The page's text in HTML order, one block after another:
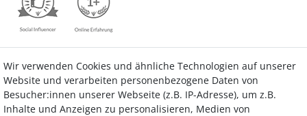
Vertrag widerrufen Kontakt
Wir verwenden Cookies und ähnliche Technologien auf unserer
Website und verarbeiten personenbezogene Daten von
Besucher:innen unserer Webseite (z.B. IP-Adresse), um z.B.
Inhalte und Anzeigen zu personalisieren, Medien von